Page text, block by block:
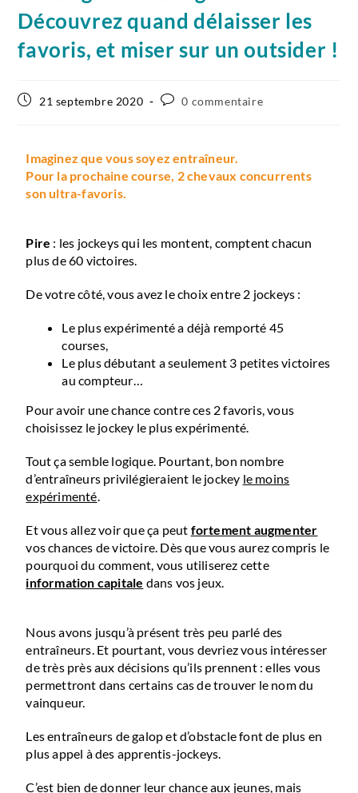
Découvrez quand délaisser les
favoris, et miser sur un outsider !
21 septembre 2020 0 commentaire
Imaginez que vous soyez entraîneur.
Pour la prochaine course, 2 chevaux concurrents
son ultra-favoris.
Pire : les jockeys qui les montent, comptent chacun
plus de 60 victoires.
De votre côté, vous avez le choix entre 2 jockeys :
Le plus expérimenté a déjà remporté 45
courses,
Le plus débutant a seulement 3 petites victoires
au compteur…
Pour avoir une chance contre ces 2 favoris, vous
choisissez le jockey le plus expérimenté.
Tout ça semble logique. Pourtant, bon nombre
d’entraîneurs privilégieraient le jockey le moins
expérimenté
Et vous allez voir que ça peut fortement augmenter
vos chances de victoire. Dès que vous aurez compris le
pourquoi du comment, vous utiliserez cette
information capitale dans vos jeux.
Nous avons jusqu’à présent très peu parlé des
entraîneurs. Et pourtant, vous devriez vous intéresser
de très près aux décisions qu’ils prennent : elles vous
permettront dans certains cas de trouver le nom du
vainqueur.
Les entraîneurs de galop et d’obstacle font de plus en
plus appel à des apprentis-jockeys.
C’est bien de donner leur chance aux jeunes, mais